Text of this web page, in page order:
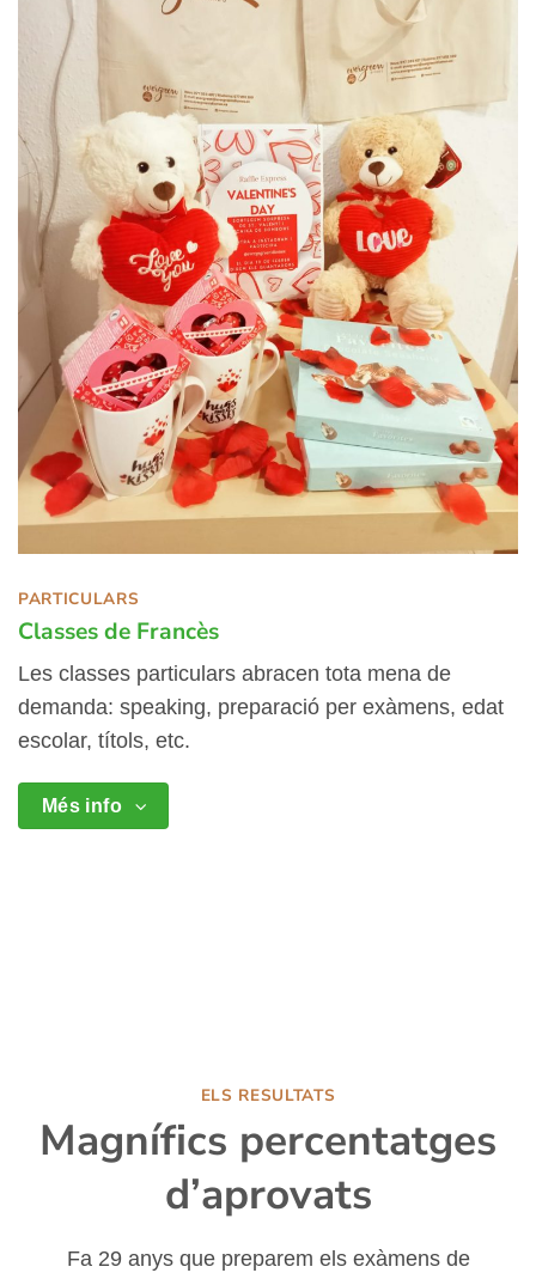
PARTICULARS
Classes de Francès
Les classes particulars abracen tota mena de
demanda: speaking, preparació per exàmens, edat
escolar, títols, etc.
Més info
ELS RESULTATS
Magnífics percentatges
d’aprovats
Fa 29 anys que preparem els exàmens de